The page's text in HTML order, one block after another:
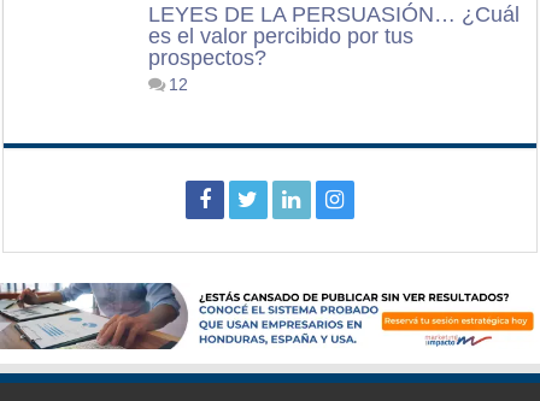
LEYES DE LA PERSUASIÓN… ¿Cuál
es el valor percibido por tus
prospectos?
12